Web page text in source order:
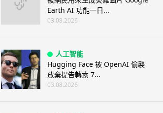
Earth AI 功能一日...
03.08.2026
人工智能
Hugging Face 被 OpenAI 偷襲
放棄提告轉索 7...
03.08.2026